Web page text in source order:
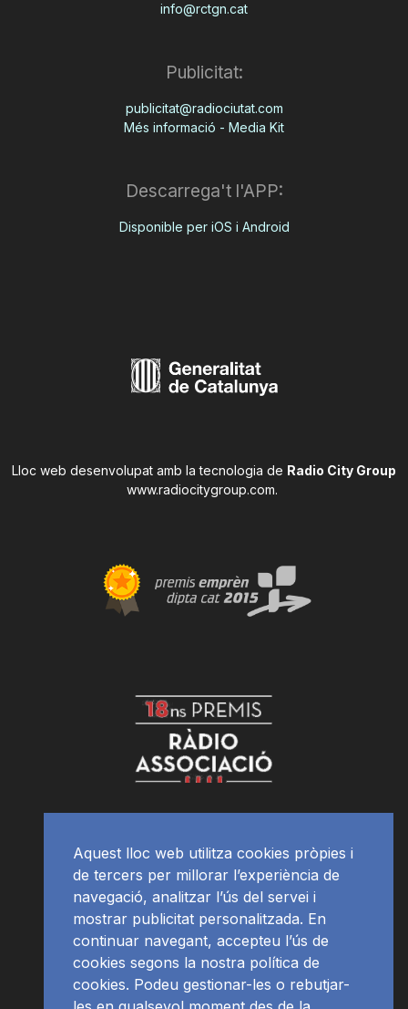
info@rctgn.cat
Publicitat:
publicitat@radiociutat.com
Més informació - Media Kit
Descarrega't l'APP:
Disponible per iOS i Android
Lloc web desenvolupat amb la tecnologia de Radio City Group
www.radiocitygroup.com.
Aquest lloc web utilitza cookies pròpies i
de tercers per millorar l’experiència de
navegació, analitzar l’ús del servei i
mostrar publicitat personalitzada. En
continuar navegant, accepteu l’ús de
cookies segons la nostra política de
cookies. Podeu gestionar-les o rebutjar-